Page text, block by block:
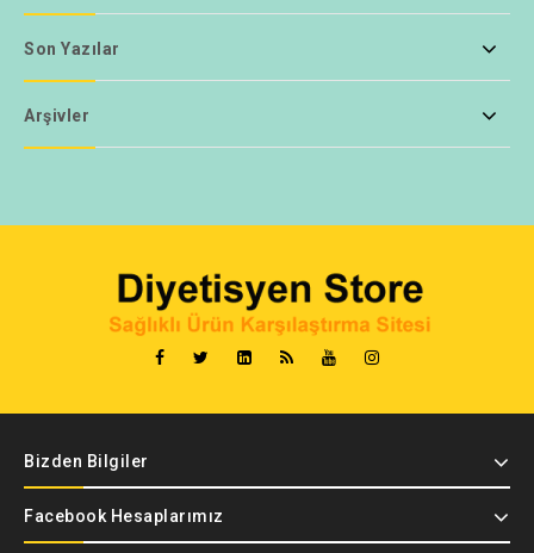
Son Yazılar
Arşivler
Bizden Bilgiler
Facebook Hesaplarımız